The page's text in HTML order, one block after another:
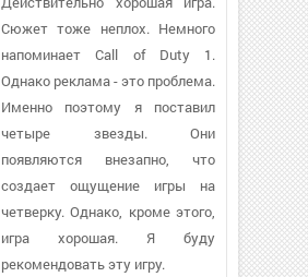
Сюжет тоже неплох. Немного
напоминает Call of Duty 1.
Однако реклама - это проблема.
Именно поэтому я поставил
четыре звезды. Они
появляются внезапно, что
создает ощущение игры на
четверку. Однако, кроме этого,
игра хорошая. Я буду
рекомендовать эту игру.